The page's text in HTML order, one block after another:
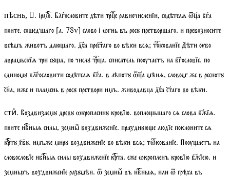
пѣснь, . ірмо. Блгословите дѣти трце равночисленїи, содѣтелѧ ѿа бга
поите. сошедшаго[л.78v]слово і ѡгнь въ росꙋ претворшаго. и превозносите
всѣмъ животъ даюаго. дха престаго во вѣки всѧ;токованїеДѣти ѹбо
аврамьскїѧ три сꙋа, по числꙋ трца. списатель поѹчаетъ на бгословїе. по
единомꙋ блгословити содѣтелѧ бга. в лѣпотꙋ ѿа мѣнѧ, словом же в реснотꙋ
сна, иже и пламень в росꙋ претвори имъ. живодавца дха стаго во вѣки.
стиⷯ. Воздвизаемꙋ древꙋ ѡкропленнꙋ кровїю. воплоьшаго сѧ слова бжїѧ.
поите нбныѧ силы, земныⷯ воздвиженїе. празднꙋюе людїе поклоните сѧ
кртꙋ хвꙋ. имъже мирꙋ воздвиженїе во вѣки всѧ;тѡкованїе. Поѹаетъ на
словословїе нбныѧ силы воздвиженїе крта. еже ѡкропленъ кровїю бжїею. и
земныхъ воздвиженїе разꙋмѣи. ѿ земныⷯ въ нбныѧ, или ѿ грѣха въ